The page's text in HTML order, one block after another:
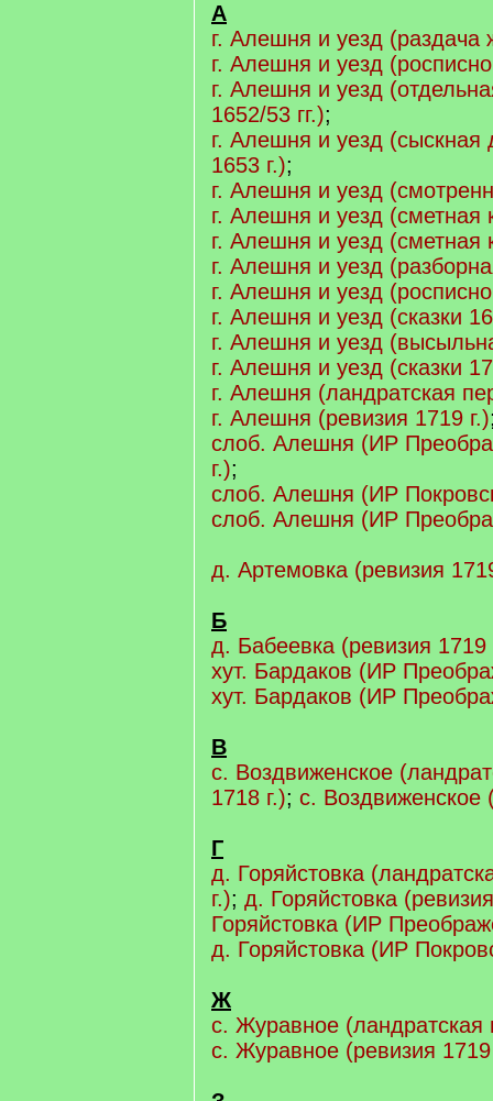
А
г. Алешня и уезд (раздача
г. Алешня и уезд
г. Алешня и уезд
1652/53 гг.);
г. Алешня и уезд (сыскная
1653 г.);
г. Алешня и уезд
г. Алешня и уезд (сметная
г. Алешня и уезд (сметная
г. Алешня и уезд
г. Алешня и уезд
г. Алешня и уезд (сказки
г. Алешня и уезд
г. Алешня и уезд (сказки
г. Алешня (ландратская
г. Алешня (ревизия 1719 г.)
слоб. Алешня (ИР
г.);
слоб. Алешня (ИР
слоб. Алешня (ИР
д. Артемовка (ревизия
Б
д. Бабеевка (ревизия 1719
хут. Бардаков (ИР
хут. Бардаков (ИР
В
с. Воздвиженское
1718 г.); с. Воздвиженское
Г
д. Горяйстовка
г.); д. Горяйстовка
Горяйстовка (ИР
д. Горяйстовка (ИР
Ж
с. Журавное (ландратская
с. Журавное (ревизия 1719